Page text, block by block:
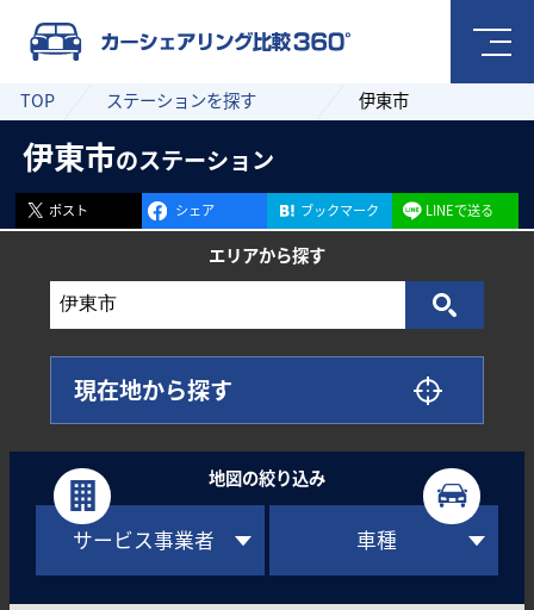
TOP ステーションを探す 伊東市
伊東市のステーション
ポスト シェア ブックマーク LINEで送る
エリアから探す
現在地から探す
地図の絞り込み
サービス事業者 車種